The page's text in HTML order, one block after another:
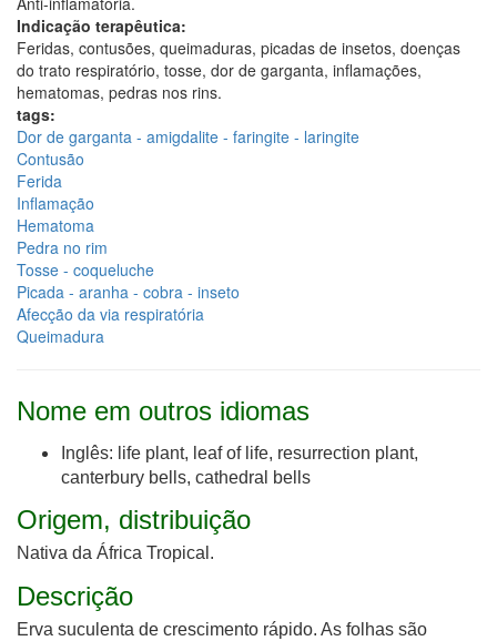
Indicação terapêutica:
Feridas, contusões, queimaduras, picadas de insetos, doenças
do trato respiratório, tosse, dor de garganta, inﬂamações,
hematomas, pedras nos rins.
tags:
Dor de garganta - amigdalite - faringite - laringite
Contusão
Ferida
Inflamação
Hematoma
Pedra no rim
Tosse - coqueluche
Picada - aranha - cobra - inseto
Afecção da via respiratória
Queimadura
Nome em outros idiomas
Inglês: life plant, leaf of life, resurrection plant,
canterbury bells, cathedral bells
Origem, distribuição
Nativa da África Tropical.
Descrição
Erva suculenta de crescimento rápido. As folhas são